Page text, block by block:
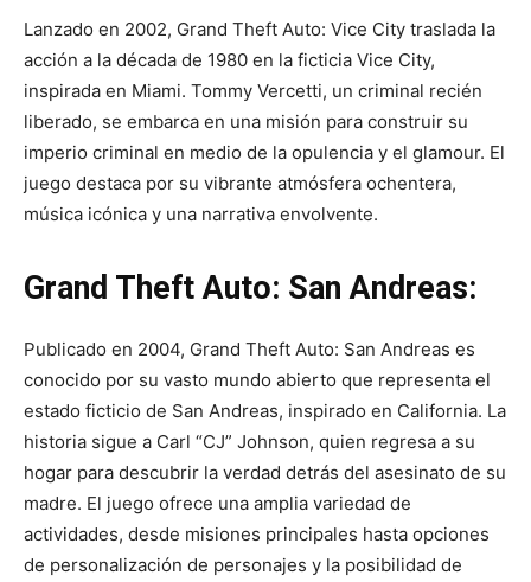
Lanzado en 2002, Grand Theft Auto: Vice City traslada la
acción a la década de 1980 en la ficticia Vice City,
inspirada en Miami. Tommy Vercetti, un criminal recién
liberado, se embarca en una misión para construir su
imperio criminal en medio de la opulencia y el glamour. El
juego destaca por su vibrante atmósfera ochentera,
música icónica y una narrativa envolvente.
Grand Theft Auto: San Andreas:
Publicado en 2004, Grand Theft Auto: San Andreas es
conocido por su vasto mundo abierto que representa el
estado ficticio de San Andreas, inspirado en California. La
historia sigue a Carl “CJ” Johnson, quien regresa a su
hogar para descubrir la verdad detrás del asesinato de su
madre. El juego ofrece una amplia variedad de
actividades, desde misiones principales hasta opciones
de personalización de personajes y la posibilidad de